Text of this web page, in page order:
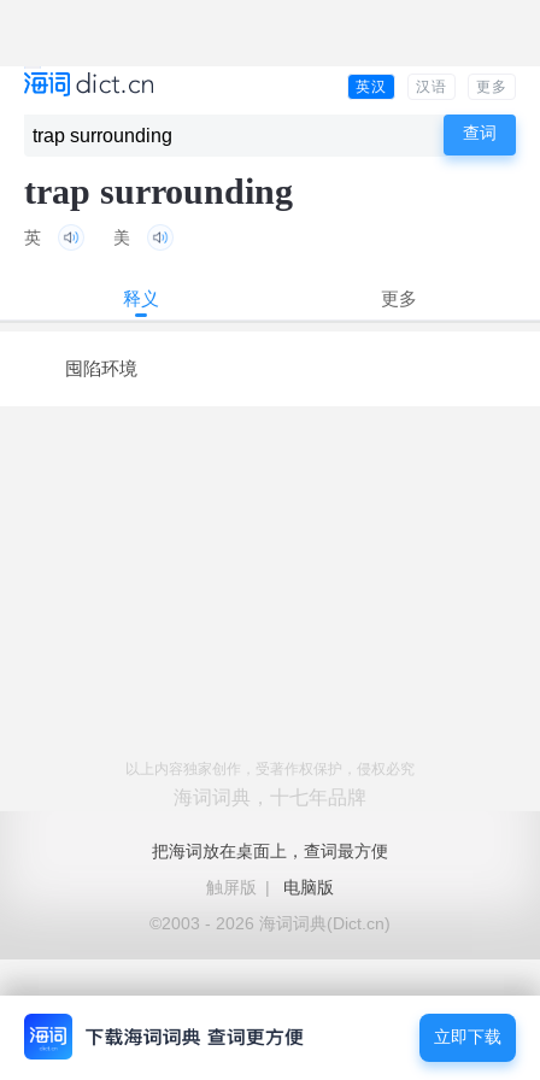
英汉 汉语 更多
trap surrounding
英 美
释义 更多
囤陷环境
以上内容独家创作，受著作权保护，侵权必究
海词词典，十七年品牌
把海词放在桌面上，查词最方便
触屏版
|
电脑版
©2003 - 2026 海词词典(Dict.cn)
立即下载
立即下载